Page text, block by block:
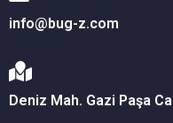
info@bug-z.com
Deniz Mah. Gazi Paşa